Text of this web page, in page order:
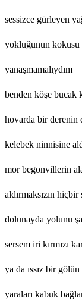
sessizce gürleyen
yokluğunun kokusu
yanaşmamalıydım
benden köşe bucak
hovarda bir derenin
kelebek ninnisine
mor begonvillerin
aldırmaksızın hiçbir
dolunayda yolunu
sersem iri kırmızı
ya da ıssız bir
yaraları kabuk